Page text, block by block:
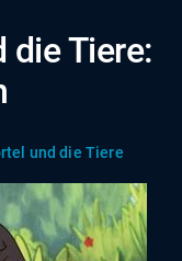
die Tiere:
und die Tiere